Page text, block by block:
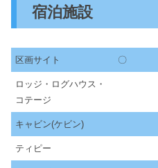
宿泊施設
区画サイト 〇
ロッジ・ログハウス・
コテージ
キャビン(ケビン)
ティピー